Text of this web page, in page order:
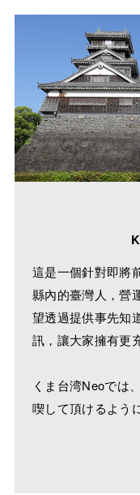
這是一個針對即將
縣內的臺灣人，營
望透過提供事先知
訊，讓大家擁有更
くま台湾Neoでは
喫して頂けるよう